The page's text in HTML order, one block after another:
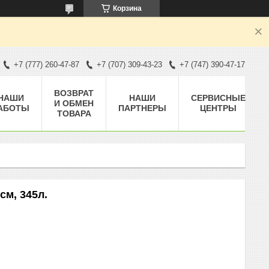
Корзина
+7 (777) 260-47-87 +7 (707) 309-43-23 +7 (747) 390-47-17
ВОЗВРАТ
И ОБМЕН
ТОВАРА
НАШИ
ПАРТНЕРЫ
СЕРВИСНЫЕ
ЦЕНТРЫ
345л.